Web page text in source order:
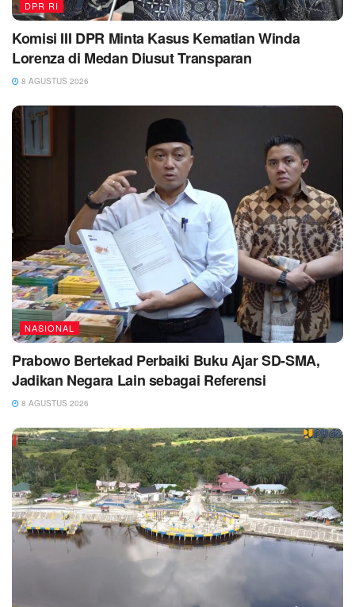
DPR RI
Komisi III DPR Minta Kasus Kematian Winda
Lorenza di Medan Diusut Transparan
8 AGUSTUS 2026
NASIONAL
Prabowo Bertekad Perbaiki Buku Ajar SD-SMA,
Jadikan Negara Lain sebagai Referensi
8 AGUSTUS 2026